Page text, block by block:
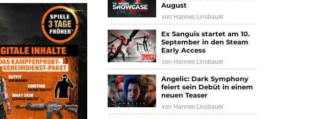
August
von Hannes Linsbauer
Ex Sanguis startet am 10.
September in den Steam
Early Access
von Hannes Linsbauer
Angelic: Dark Symphony
feiert sein Debüt in einem
neuen Teaser
von Hannes Linsbauer